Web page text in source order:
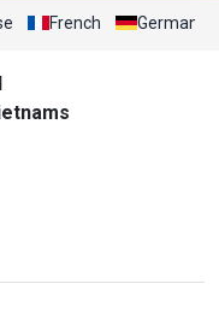
French German